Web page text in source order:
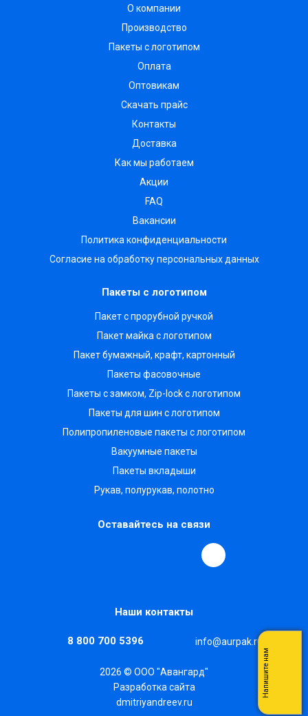
О компании
Производство
Пакеты с логотипом
Оплата
Оптовикам
Скачать прайс
Контакты
Доставка
Как мы работаем
Акции
FAQ
Вакансии
Политика конфиденциальности
Согласие на обработку персональных данных
Пакеты с логотипом
Пакет с прорубной ручкой
Пакет майка с логотипом
Пакет бумажный, крафт, картонный
Пакеты фасовочные
Пакеты с замком, Zip-lock с логотипом
Пакеты для шин с логотипом
Полипропиленовые пакеты с логотипом
Вакуумные пакеты
Пакеты вкладыши
Рукав, полурукав, полотно
Оставайтесь на связи
Наши контакты
8 800 700 5396 info@aurpak.ru
2026 © ООО "Авангард"
Разработка сайта
dmitriyandreev.ru
Напишите нам